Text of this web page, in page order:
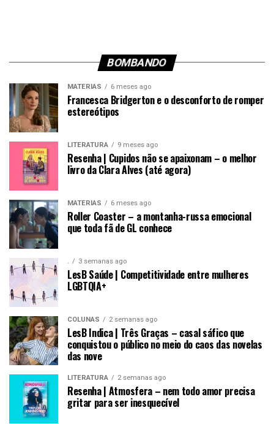
BOMBANDO
MATÉRIAS 6 meses ago
Francesca Bridgerton e o desconforto de romper
estereótipos
LITERATURA 9 meses ago
Resenha | Cupidos não se apaixonam – o melhor
livro da Clara Alves (até agora)
MATÉRIAS 6 meses ago
Roller Coaster – a montanha-russa emocional
que toda fã de GL conhece
. 3 semanas ago
LesB Saúde | Competitividade entre mulheres
LGBTQIA+
COLUNAS 2 semanas ago
LesB Indica | Três Graças – casal sáfico que
conquistou o público no meio do caos das novelas
das nove
LITERATURA 2 semanas ago
Resenha | Atmosfera – nem todo amor precisa
gritar para ser inesquecível